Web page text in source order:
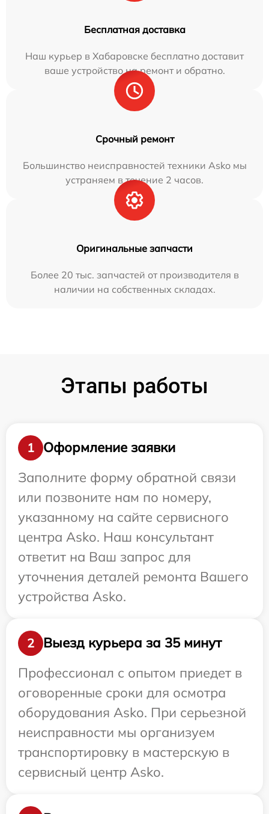
Бесплатная доставка
Наш курьер в Хабаровске бесплатно доставит
ваше устройство на ремонт и обратно.
Срочный ремонт
Большинство неисправностей техники Asko мы
устраняем в течение 2 часов.
Оригинальные запчасти
Более 20 тыс. запчастей от производителя в
наличии на собственных складах.
Этапы работы
1
Оформление заявки
Заполните форму обратной связи
или позвоните нам по номеру,
указанному на сайте сервисного
центра Asko. Наш консультант
ответит на Ваш запрос для
уточнения деталей ремонта Вашего
устройства Asko.
2
Выезд курьера за 35 минут
Профессионал с опытом приедет в
оговоренные сроки для осмотра
оборудования Asko. При серьезной
неисправности мы организуем
транспортировку в мастерскую в
сервисный центр Asko.